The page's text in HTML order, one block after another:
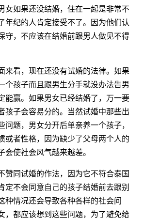
女如果还没结婚，住在一起是非常不
年纪的人肯定接受不了。因为他们认
守，不应该在结婚前跟男人做见不得
看，现在还没有试婚的法律。如果
个孩子而且跟男生分手就没办法告男
能赢。如果男女已经结婚了，万一要
孩子会容易分的。当然试婚中那些出
问题，男女分开后单亲养一个孩子，
或者性格，因为缺少了父母两个人的
会使社会风气越来越差。
同试婚的作法，因为它不符合泰国
定不会同意自己的孩子结婚前去跟别
种情况还会导致各种各样的社会问
，都应该想到这些问题，为了避免给